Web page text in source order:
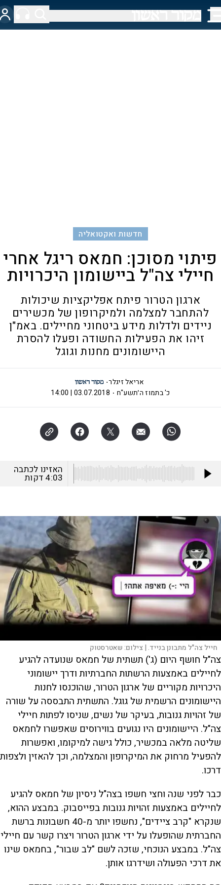
חדשות ואקטואליה
פיתוי מסוכן: חמאס ריגל אחרי
חיילי צה"ל ביישומון היכרויות
ארגון הטרור פיתח אפליקציות שיכולות
להתחבר למצלמה ולמיקרופון של מכשירים
ניידים ולדלות מידע ביטחוני מחיילים. באמ"ן
זיהו את הפעילות החשודה ופעלו להסרת
היישומונים מחנות וגוגל
אריאל זיגלר
כ' בתמוז ה׳תשע"ח
03.07.2018 | 14:00
האזינו לכתבה
4:03דקות
חייל צה"ל מתבונן בנייד. | צילום:שאטרסטוק
צה"ל חושף היום (ג') תשתית של חמאס שנועדה להגיע
לחיילים באמצעות הרשתות החברתיות ודרך יישומוני
היכרויות מקוריים של ארגון הטרור, שהוכנסו לחנות
היישומונים הרשמית של גוגל. התשתית התבססה על שורה
של זהויות גנובות, בעיקר של נשים, שניסו לפתות חיילי
צה"ל. היישומונים היו נגועים בווירוסים שאפשרו לחמאס
שליטה מלאה במכשיר, כולל גישה למיקומו, ואפשרות
להפעיל מרחוק את המיקרופון והמצלמה, וכך להאזין ולצפות
דרכו.
כבר לפני שנה וחצי חשפו בצה"ל ניסיון של חמאס להגיע
לחיילים באמצעות זהויות גנובות בפייסבוק. במבצע ההוא,
שנקרא "קרב ציידים", נחשפו יותר מ-40 חשבונות ברשת
החברתית שהופעלו על ידי ארגון הטרור ויצרו קשר עם חיילי
צה"ל. במבצע הנוכחי, שזכה לשם "לב שבור", בחמאס שינו
את דרכי הפעולה ושידרגו אותן.